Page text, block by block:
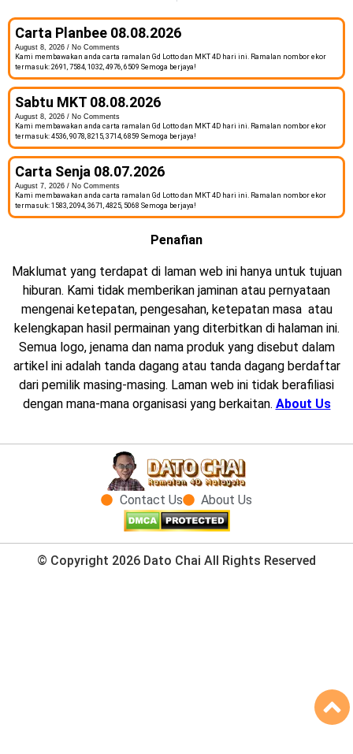
Carta Planbee 08.08.2026
August 8, 2026
No Comments
Kami membawakan anda carta ramalan Gd Lotto dan MKT 4D hari ini. Ramalan nombor ekor
termasuk: 2691, 7584, 1032, 4976, 6509 Semoga berjaya!
Sabtu MKT 08.08.2026
August 8, 2026
No Comments
Kami membawakan anda carta ramalan Gd Lotto dan MKT 4D hari ini. Ramalan nombor ekor
termasuk: 4536, 9078, 8215, 3714, 6859 Semoga berjaya!
Carta Senja 08.07.2026
August 7, 2026
No Comments
Kami membawakan anda carta ramalan Gd Lotto dan MKT 4D hari ini. Ramalan nombor ekor
termasuk: 1583, 2094, 3671, 4825, 5068 Semoga berjaya!
Penafian
Maklumat yang terdapat di laman web ini hanya untuk tujuan
hiburan. Kami tidak memberikan jaminan atau pernyataan
mengenai ketepatan, pengesahan, ketepatan masa atau
kelengkapan hasil permainan yang diterbitkan di halaman ini.
Semua logo, jenama dan nama produk yang disebut dalam
artikel ini adalah tanda dagang atau tanda dagang berdaftar
dari pemilik masing-masing. Laman web ini tidak berafiliasi
dengan mana-mana organisasi yang berkaitan. About Us
Contact Us About Us
© Copyright 2026 Dato Chai All Rights Reserved